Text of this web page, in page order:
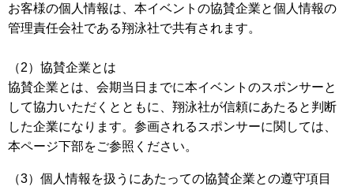
お客様の個人情報は、本イベントの協賛企業と個人情報の
管理責任会社である翔泳社で共有されます。
（2）協賛企業とは
協賛企業とは、会期当日までに本イベントのスポンサーと
して協力いただくとともに、翔泳社が信頼にあたると判断
した企業になります。参画されるスポンサーに関しては、
本ページ下部をご参照ください。
（3）個人情報を扱うにあたっての協賛企業との遵守項目